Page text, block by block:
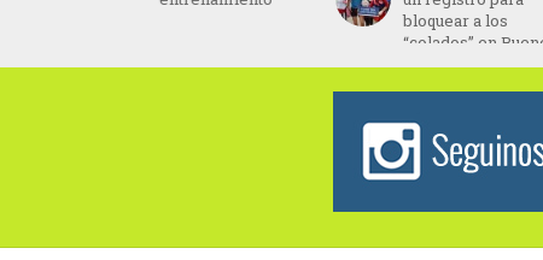
bloquear a los
“colados” en
Aires